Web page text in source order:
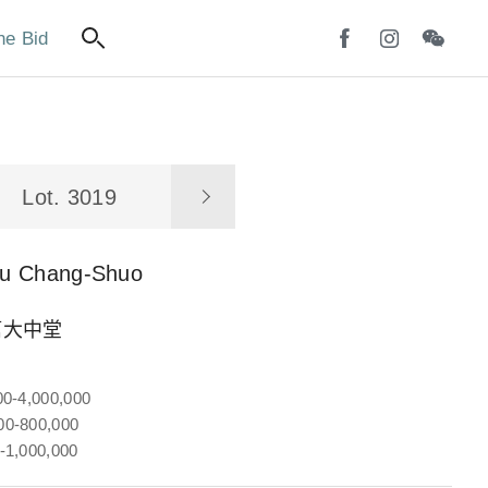
Bid
Lot. 3019
Chang-Shuo
中堂
4,000,000
800,000
1,000,000